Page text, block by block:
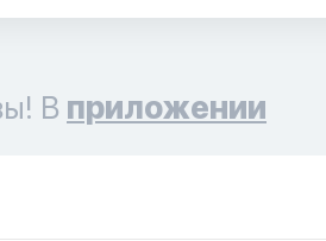
В приложении